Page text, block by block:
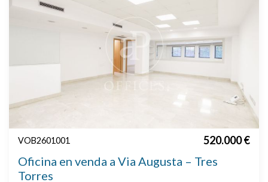
VOB2601001 520.000 €
Oficina en venda a Via Augusta – Tres
Torres